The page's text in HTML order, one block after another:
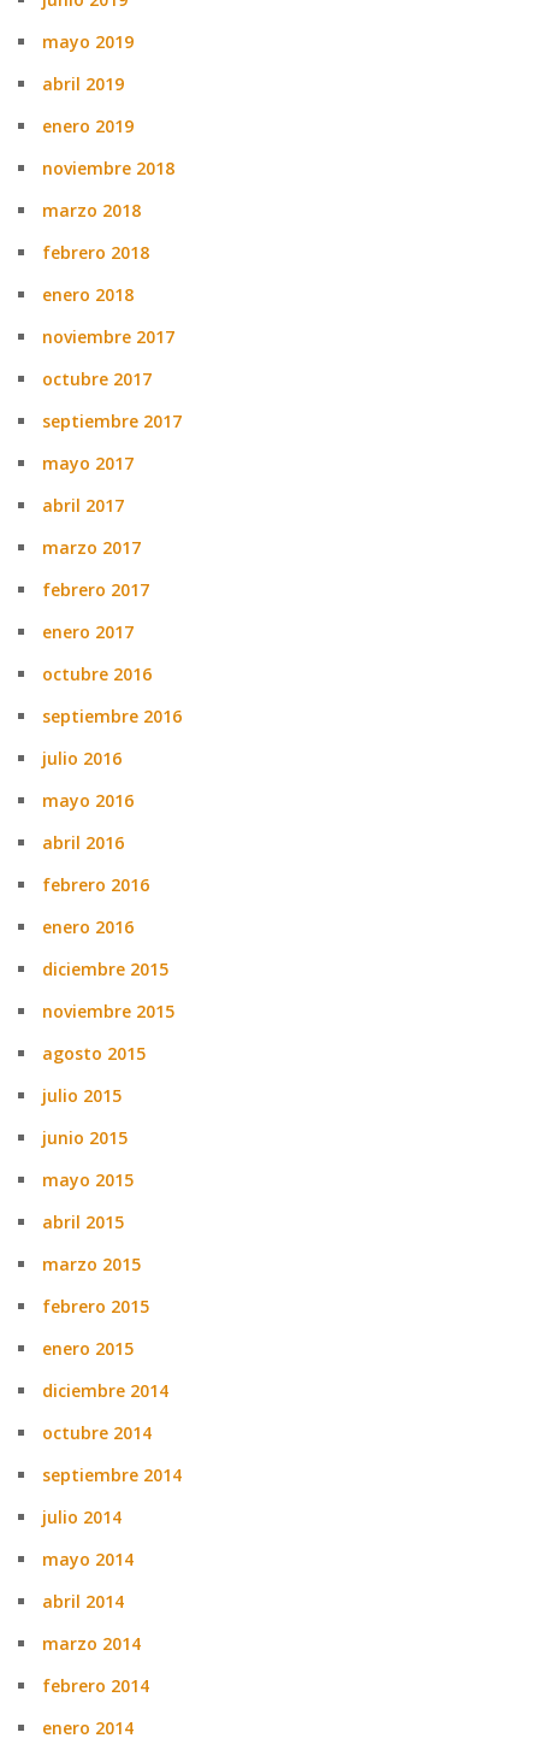
mayo 2019
abril 2019
enero 2019
noviembre 2018
marzo 2018
febrero 2018
enero 2018
noviembre 2017
octubre 2017
septiembre 2017
mayo 2017
abril 2017
marzo 2017
febrero 2017
enero 2017
octubre 2016
septiembre 2016
julio 2016
mayo 2016
abril 2016
febrero 2016
enero 2016
diciembre 2015
noviembre 2015
agosto 2015
julio 2015
junio 2015
mayo 2015
abril 2015
marzo 2015
febrero 2015
enero 2015
diciembre 2014
octubre 2014
septiembre 2014
julio 2014
mayo 2014
abril 2014
marzo 2014
febrero 2014
enero 2014